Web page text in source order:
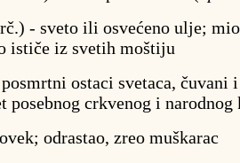
- sveto ili osvećeno ulje;
ističe iz svetih moštiju
ostaci svetaca, čuvani
posebnog crkvenog i narodnog
odrastao, zreo muškarac